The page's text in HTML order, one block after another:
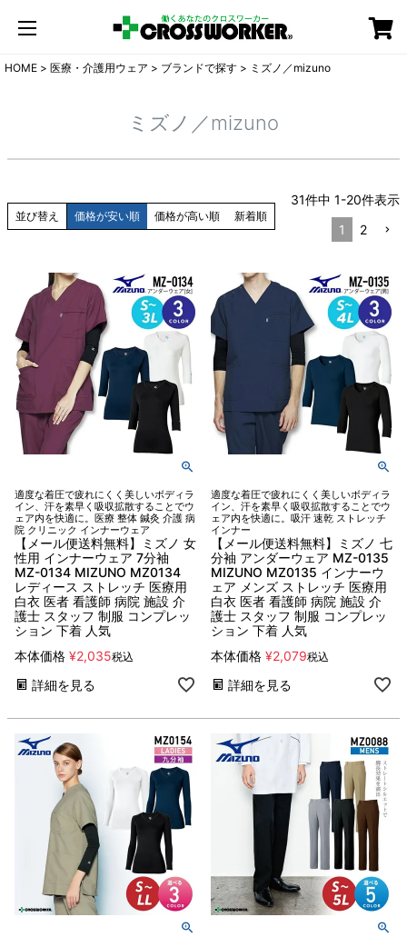
HOME 医療・介護用ウェア ブランドで探す ミズノ／mizuno
ミズノ／mizuno
並び替え 価格が安い順 価格が高い順 新着順
31件中 1-20件表示
1
2
適度な着圧で疲れにくく美しいボディラ
イン、汗を素早く吸収拡散することでウ
ェア内を快適に。医療 整体 鍼灸 介護 病
院 クリニック インナーウェア
【メール便送料無料】ミズノ 女
性用 インナーウェア 7分袖
MZ-0134 MIZUNO MZ0134
レディース ストレッチ 医療用
白衣 医者 看護師 病院 施設 介
護士 スタッフ 制服 コンプレッ
ション 下着 人気
本体価格 ¥2,035税込
詳細を見る
適度な着圧で疲れにくく美しいボディラ
イン、汗を素早く吸収拡散することでウ
ェア内を快適に。吸汗 速乾 ストレッチ
インナー
【メール便送料無料】ミズノ 七
分袖 アンダーウェア MZ-0135
MIZUNO MZ0135 インナーウ
ェア メンズ ストレッチ 医療用
白衣 医者 看護師 病院 施設 介
護士 スタッフ 制服 コンプレッ
ション 下着 人気
本体価格 ¥2,079税込
詳細を見る